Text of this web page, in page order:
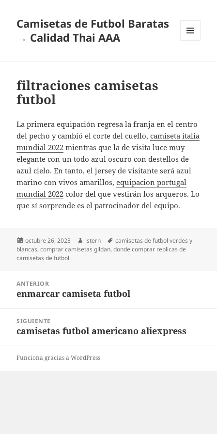
Camisetas de Futbol Baratas
→ Calidad Thai AAA
filtraciones camisetas
futbol
La primera equipación regresa la franja en el centro
del pecho y cambió el corte del cuello,camiseta italia
mundial 2022 mientras que la de visita luce muy
elegante con un todo azul oscuro con destellos de
azul cielo. En tanto, el jersey de visitante será azul
marino con vivos amarillos,equipacion portugal
mundial 2022 color del que vestirán los arqueros. Lo
que sí sorprende es el patrocinador del equipo.
Publicado
el
octubre 26, 2023 Autor
istern Etiquetas
camisetas de futbol verdes y
blancas,comprar camisetas gildan,donde comprar replicas de
camisetas de futbol
entradas
ANTERIOR
Entrada
enmarcar camiseta futbol
SIGUIENTE
Entrada
camisetas futbol americano aliexpress
Funciona gracias a WordPress